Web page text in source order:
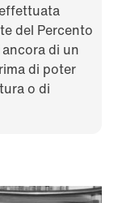
del Percento
di un
di poter
o di